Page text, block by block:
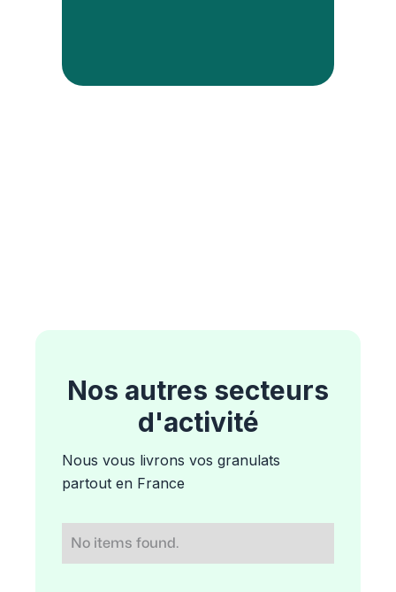
Nos autres secteurs
d'activité
Nous vous livrons vos granulats
partout en France
No items found.